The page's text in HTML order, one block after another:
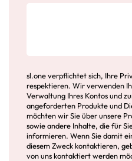
sl.one verpflichtet sich, Ihre
respektieren. Wir verwenden
Verwaltung Ihres Kontos und
angeforderten Produkte und
möchten wir Sie über unsere
sowie andere Inhalte, die für
informieren. Wenn Sie damit
diesem Zweck kontaktieren,
von uns kontaktiert werden